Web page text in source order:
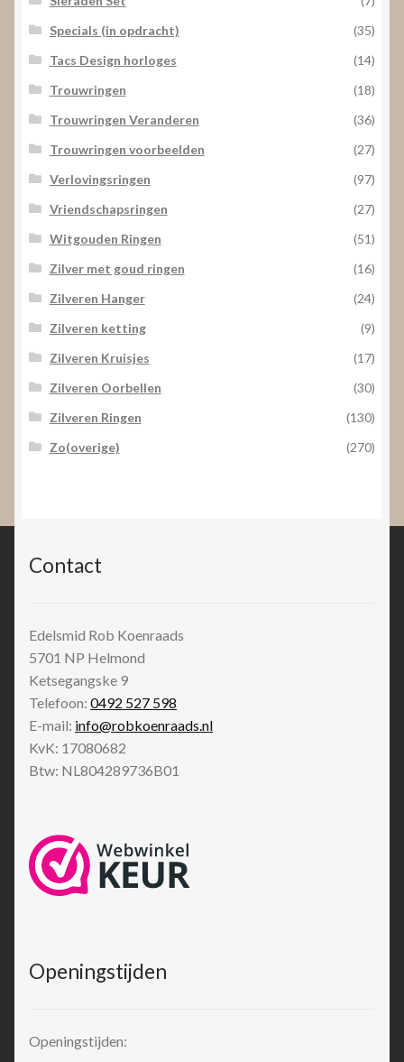
Specials (in opdracht)
(35)
Tacs Design horloges
(14)
Trouwringen
(18)
Trouwringen Veranderen
(36)
Trouwringen voorbeelden
(27)
Verlovingsringen
(97)
Vriendschapsringen
(27)
Witgouden Ringen
(51)
Zilver met goud ringen
(16)
Zilveren Hanger
(24)
Zilveren ketting
(9)
Zilveren Kruisjes
(17)
Zilveren Oorbellen
(30)
Zilveren Ringen
(130)
Zo(overige)
(270)
Contact
Edelsmid Rob Koenraads
5701 NP Helmond
Ketsegangske 9
Telefoon: 0492 527 598
E-mail: info@robkoenraads.nl
KvK: 17080682
Btw: NL804289736B01
Openingstijden
Openingstijden: